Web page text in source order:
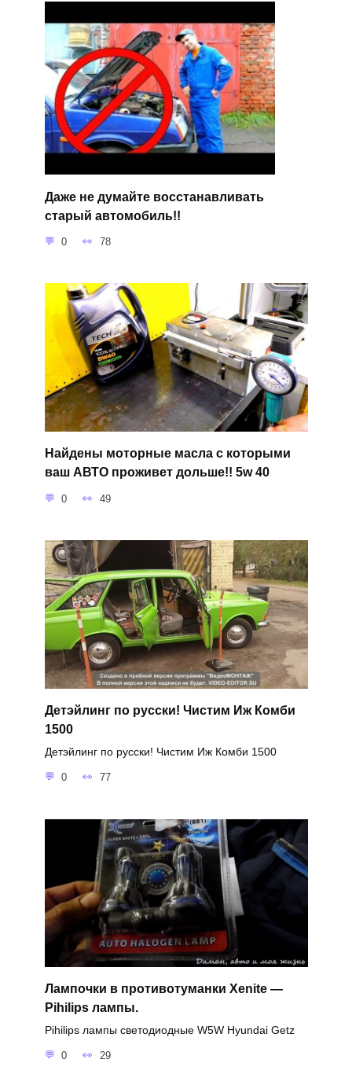
Даже не думайте восстанавливать
старый автомобиль!!
0 78
Найдены моторные масла с которыми
ваш АВТО проживет дольше!! 5w 40
0 49
Детэйлинг по русски! Чистим Иж Комби
1500
Детэйлинг по русски! Чистим Иж Комби 1500
0 77
Лампочки в противотуманки Xenite —
Pihilips лампы.
Pihilips лампы светодиодные W5W Hyundai Getz
0 29